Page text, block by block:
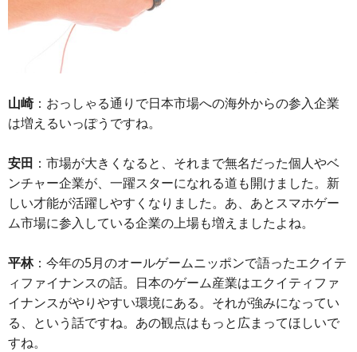
山崎：おっしゃる通りで日本市場への海外からの参入企業
は増えるいっぽうですね。
安田 ：市場が大きくなると、それまで無名だった個人やベ
ンチャー企業が、一躍スターになれる道も開けました。新
しい才能が活躍しやすくなりました。あ、あとスマホゲー
ム市場に参入している企業の上場も増えましたよね。
平林：今年の5月のオールゲームニッポンで語ったエクイテ
ィファイナンスの話。日本のゲーム産業はエクイティファ
イナンスがやりやすい環境にある。それが強みになってい
る、という話ですね。あの観点はもっと広まってほしいで
すね。